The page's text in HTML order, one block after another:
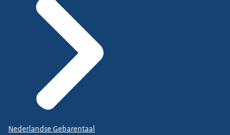
Nederlandse Gebarentaal